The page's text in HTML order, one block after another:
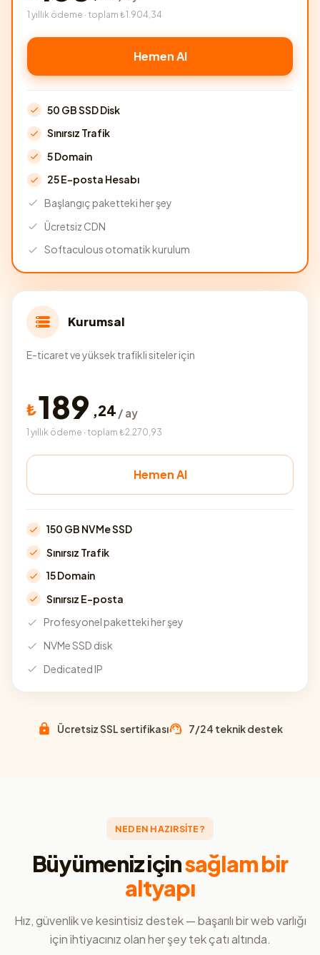
1 yıllık ödeme · toplam ₺1.904,34
Hemen Al
50 GB SSD Disk
Sınırsız Trafik
5 Domain
25 E-posta Hesabı
Başlangıç paketteki her şey
Ücretsiz CDN
Softaculous otomatik kurulum
Kurumsal
E-ticaret ve yüksek trafikli siteler için
₺189 ,24 / ay
1 yıllık ödeme · toplam ₺2.270,93
Hemen Al
150 GB NVMe SSD
Sınırsız Trafik
15 Domain
Sınırsız E-posta
Profesyonel paketteki her şey
NVMe SSD disk
Dedicated IP
Ücretsiz SSL sertifikası 7/24 teknik destek
NEDEN HAZIRSİTE?
Büyümeniz içinsağlam bir
altyapı
Hız, güvenlik ve kesintisiz destek — başarılı bir web varlığı
için ihtiyacınız olan her şey tek çatı altında.